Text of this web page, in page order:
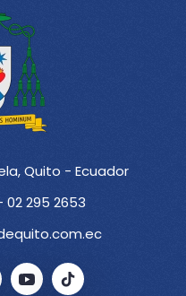
Quito - Ecuador
02 295 2653